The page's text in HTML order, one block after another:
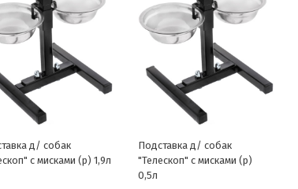
д/ собак
с мисками (р) 1,9л
Подставка д/ собак
"Телескоп" с мисками (р)
0,5л